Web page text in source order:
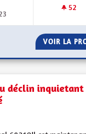
52
VOIR LA
déclin